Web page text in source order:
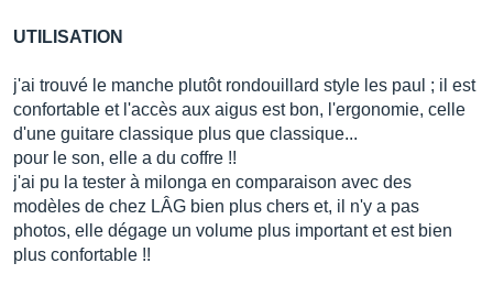
UTILISATION
j'ai trouvé le manche plutôt rondouillard style les paul ; il est
confortable et l'accès aux aigus est bon, l'ergonomie, celle
d'une guitare classique plus que classique...
pour le son, elle a du coffre !!
j'ai pu la tester à milonga en comparaison avec des
modèles de chez LÂG bien plus chers et, il n'y a pas
photos, elle dégage un volume plus important et est bien
plus confortable !!